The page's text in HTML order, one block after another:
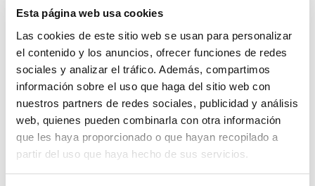
Esta página web usa cookies
Las cookies de este sitio web se usan para personalizar
el contenido y los anuncios, ofrecer funciones de redes
sociales y analizar el tráfico. Además, compartimos
información sobre el uso que haga del sitio web con
nuestros partners de redes sociales, publicidad y análisis
web, quienes pueden combinarla con otra información
que les haya proporcionado o que hayan recopilado a
partir del uso que haya hecho de sus servicios.
130
Luis
224 days ago